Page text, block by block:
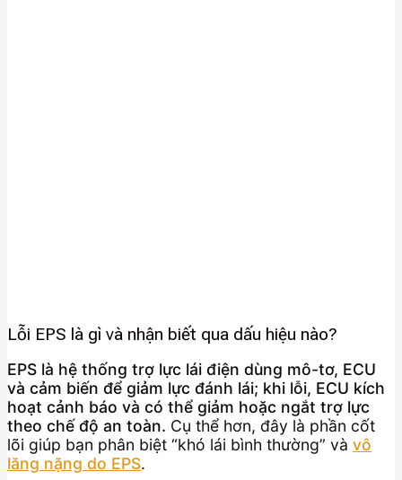
Lỗi EPS là gì và nhận biết qua dấu hiệu nào?
EPS là hệ thống trợ lực lái điện dùng mô-tơ, ECU
và cảm biến để giảm lực đánh lái; khi lỗi, ECU kích
hoạt cảnh báo và có thể giảm hoặc ngắt trợ lực
theo chế độ an toàn. Cụ thể hơn, đây là phần cốt
lõi giúp bạn phân biệt “khó lái bình thường” và vô
lăng nặng do EPS.